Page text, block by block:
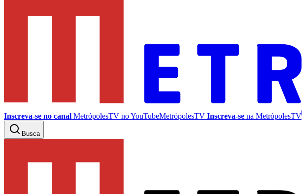
Inscreva-se no canal MetrópolesTV noYouTubeMetrópolesTV Inscreva-se na MetrópolesTV
Busca